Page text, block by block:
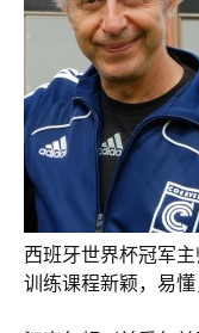
西班牙世界杯冠军
训练课程新颖，易